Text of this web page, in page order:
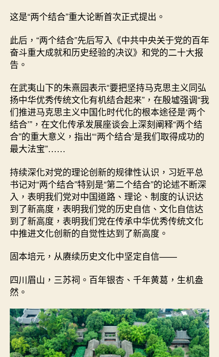
这是“两个结合”重大论断首次正式提出。
此后，“两个结合”先后写入《中共中央关于党的百年
奋斗重大成就和历史经验的决议》和党的二十大报
告。
在武夷山下的朱熹园表示“要把坚持马克思主义同弘
扬中华优秀传统文化有机结合起来”，在殷墟强调“我
们推进马克思主义中国化时代化的根本途径是‘两个
结合’”，在文化传承发展座谈会上深刻阐释“两个结
合”的重大意义，指出“‘两个结合’是我们取得成功的
最大法宝”……
持续深化对党的理论创新的规律性认识，习近平总
书记对“两个结合”特别是“第二个结合”的论述不断深
入，表明我们党对中国道路、理论、制度的认识达
到了新高度，表明我们党的历史自信、文化自信达
到了新高度，表明我们党在传承中华优秀传统文化
中推进文化创新的自觉性达到了新高度。
固本培元，从赓续历史文化中坚定自信——
四川眉山，三苏祠。百年银杏、千年黄葛，生机盎
然。